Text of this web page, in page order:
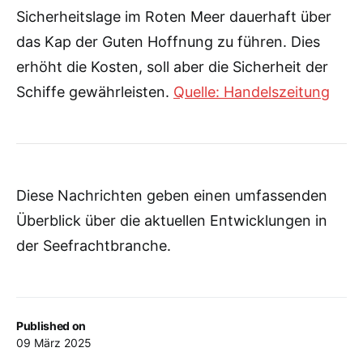
Published on
09 März 2025
Sicherheitslage im Roten Meer dauerhaft über
das Kap der Guten Hoffnung zu führen. Dies
erhöht die Kosten, soll aber die Sicherheit der
Schiffe gewährleisten. Quelle: Handelszeitung
Diese Nachrichten geben einen umfassenden
Überblick über die aktuellen Entwicklungen in
der Seefrachtbranche.